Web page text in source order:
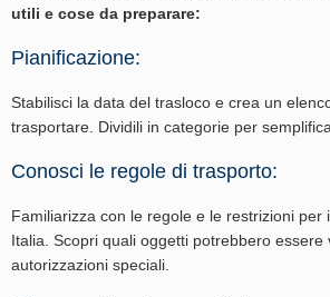
utili e cose da preparare:
Pianificazione:
Stabilisci la data del trasloco e crea un
trasportare. Dividili in categorie per
Conosci le regole di trasporto:
Familiarizza con le regole e le restrizioni per
Italia. Scopri quali oggetti potrebbero essere
autorizzazioni speciali.